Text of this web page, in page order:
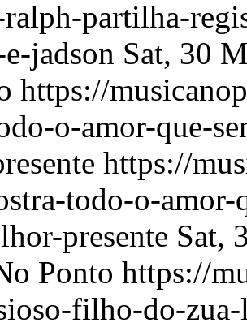
ralph-partilha-
jadson Sat, 30
https://
o-amor-que-
https://
todo-o-amor-
presente Sat,
Ponto https://
filho-do-zua-